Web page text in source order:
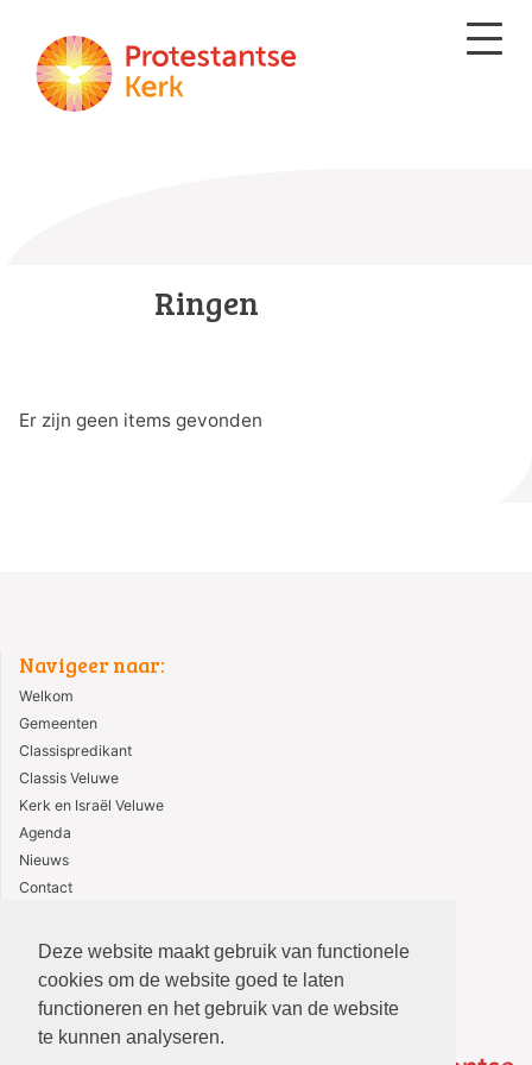
Deze website maakt gebruik van functionele
cookies om de website goed te laten
functioneren en het gebruik van de website
te kunnen analyseren.
Ringen
Er zijn geen items gevonden
Navigeer naar:
Welkom
Gemeenten
Classispredikant
Classis Veluwe
Kerk en Israël Veluwe
Agenda
Nieuws
Contact